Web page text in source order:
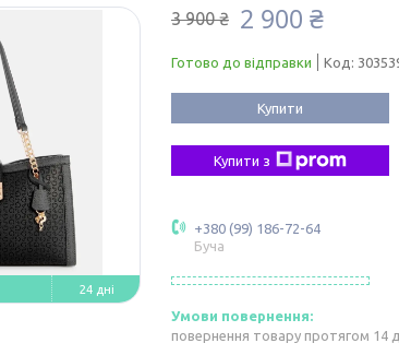
24 дні
3 900 ₴ 2 900 ₴
Готово до відправки Код:
Купити
Купити з
+380 (99) 186-72-64
Буча
повернення товару протягом 14